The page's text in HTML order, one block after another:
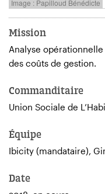
Image : Papilloud Bénédicte
Mission
Analyse
des coûts de gestion.
Commanditaire
Union Sociale de
Équipe
Ibicity (mandataire),
Date